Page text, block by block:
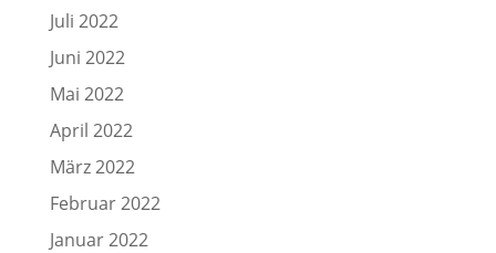
Juli 2022
Juni 2022
Mai 2022
April 2022
März 2022
Februar 2022
Januar 2022